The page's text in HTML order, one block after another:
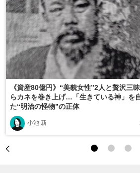
《資産80億円》“美貌女性”2人と贅沢三
らカネを巻き上げ…「生きている神」を
た“明治の怪物”の正体
小池 新